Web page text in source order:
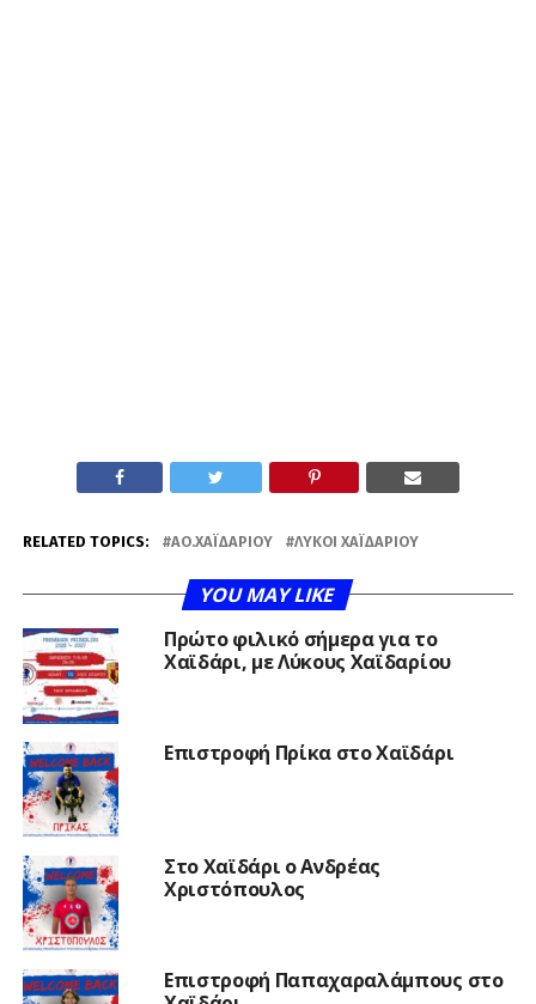
RELATED TOPICS: ΑΟ.ΧΑΪΔΑΡΊΟΥ ΛΎΚΟΙ ΧΑΪΔΑΡΊΟΥ
YOU MAY LIKE
Πρώτο φιλικό σήμερα για το
Χαϊδάρι, με Λύκους Χαϊδαρίου
Επιστροφή Πρίκα στο Χαϊδάρι
Στο Χαϊδάρι ο Ανδρέας
Χριστόπουλος
Επιστροφή Παπαχαραλάμπους στο